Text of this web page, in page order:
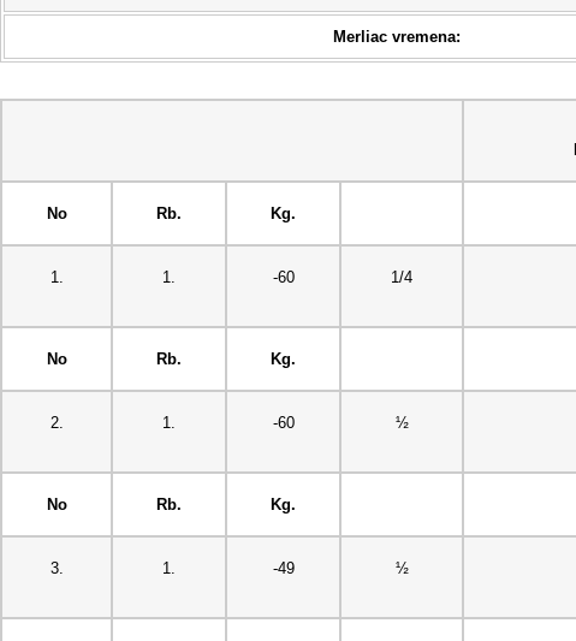
Merliac vremena:
No Rb. Kg.
1. 1. -60 1/4
No Rb. Kg.
2. 1. -60 ½
No Rb. Kg.
3. 1. -49 ½